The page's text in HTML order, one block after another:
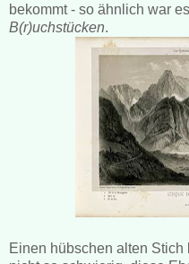
bekommt - so ähnlich war
B(r)uchstücken.
Einen hübschen alten